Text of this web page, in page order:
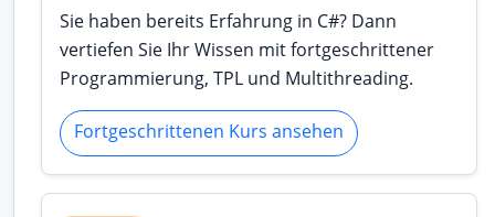
Sie haben bereits Erfahrung in C#? Dann
vertiefen Sie Ihr Wissen mit fortgeschrittener
Programmierung, TPL und Multithreading.
Fortgeschrittenen Kurs ansehen